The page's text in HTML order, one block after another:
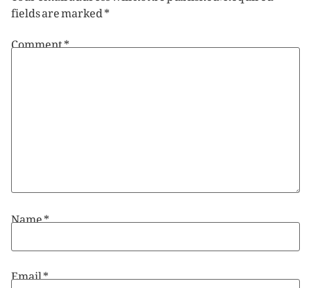
fields are marked*
Comment*
Name*
Email*